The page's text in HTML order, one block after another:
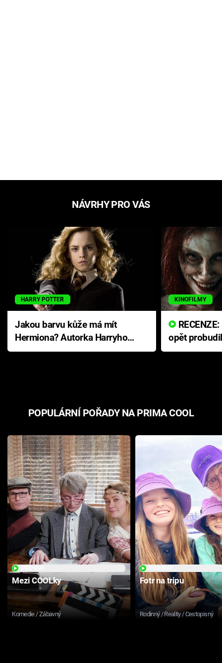
NÁVRHY PRO VÁS
HARRY POTTER
Jakou barvu kůže má mít
Hermiona? Autorka Harryho
Pottera přišla s ráznou
KINOFILMY
opět
přichází s
POPULÁRNÍ POŘADY NA PRIMA COOL
Mezi COOLky
Komedie / Zábavný
Fotr na tripu
Rodinný / Reality / Cestopisný